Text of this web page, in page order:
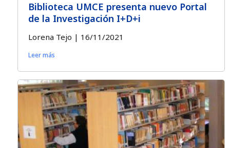
Biblioteca UMCE presenta nuevo Portal
de la Investigación I+D+i
Lorena Tejo 16/11/2021
Leer más